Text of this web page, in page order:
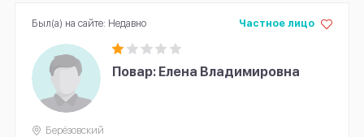
Повар: Елена Владимировна
Частное лицо
Берёзовский
Был(а) на сайте: Недавно